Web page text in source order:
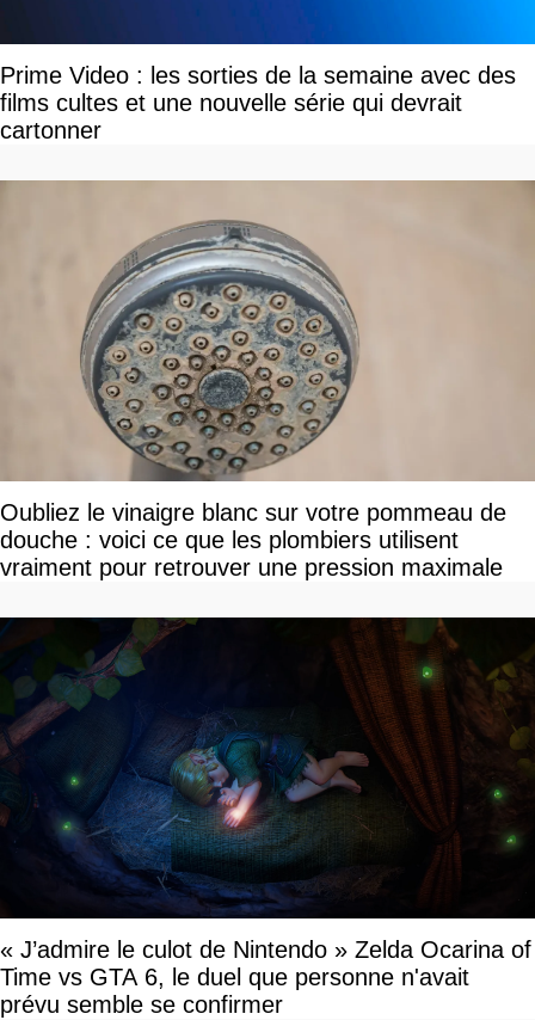
Prime Video : les sorties de la semaine avec des
films cultes et une nouvelle série qui devrait
cartonner
Oubliez le vinaigre blanc sur votre pommeau de
douche : voici ce que les plombiers utilisent
vraiment pour retrouver une pression maximale
« J’admire le culot de Nintendo » Zelda Ocarina of
Time vs GTA 6, le duel que personne n'avait
prévu semble se confirmer